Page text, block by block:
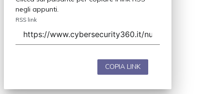
negli appunti.
RSS link
COPIA LINK